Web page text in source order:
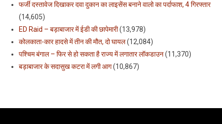
फर्जी दस्तावेज दिखाकर दवा दुकान का लाइसेंस बनाने वालो का पर्दाफाश, 4 गिरफ्तार
(14,605)
ED Raid – बड़ाबाजार में ईडी की छापेमारी(13,978)
कोलकाता-कार हादसे में तीन की मौत, दो घायल(12,084)
पश्चिम बंगाल – फिर से हो सकता है राज्य में लगातार लॉकडाउन(11,370)
बड़ाबाजार के सदासुख कटरा में लगी आग(10,867)